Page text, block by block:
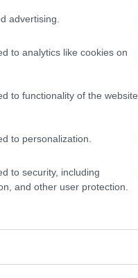
advertising.
to analytics like cookies on
to functionality of the website
to personalization.
to security, including
and other user protection.